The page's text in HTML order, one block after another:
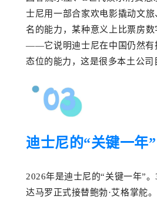
士尼用一部合家欢电影撬动文
名的能力，某种意义上比票房
——它说明迪士尼在中国仍然有
态位的能力，这是很多本土公司
迪士尼的“关键一年”
2026年是迪士尼的“关键一年”
达马罗正式接替鲍勃·艾格掌舵